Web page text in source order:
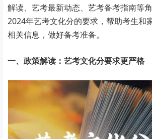
解读、艺考最新动态、艺考备考指南等
2024年艺考文化分的要求，帮助考生和
相关信息，做好备考准备。
一、政策解读：艺考文化分要求更严格